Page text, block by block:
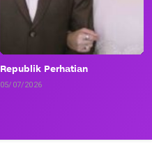
Republik Perhatian
05/07/2026